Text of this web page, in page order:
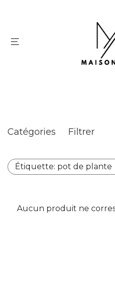
Catégories Filtrer
Étiquette: pot de plante
Aucun produit ne